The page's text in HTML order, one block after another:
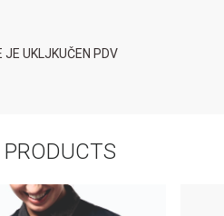
JE UKLJKUČEN PDV
PRODUCTS